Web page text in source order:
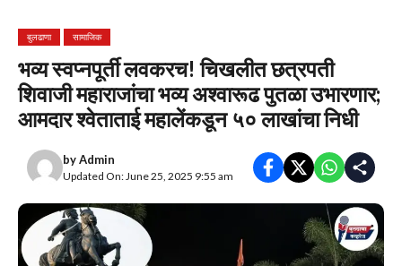
बुलढाणा सामाजिक
भव्य स्वप्नपूर्ती लवकरच! चिखलीत छत्रपती
शिवाजी महाराजांचा भव्य अश्वारूढ पुतळा उभारणार;
आमदार श्वेताताई महालेंकडून ५० लाखांचा निधी
byAdmin
Updated On: June 25, 2025 9:55 am